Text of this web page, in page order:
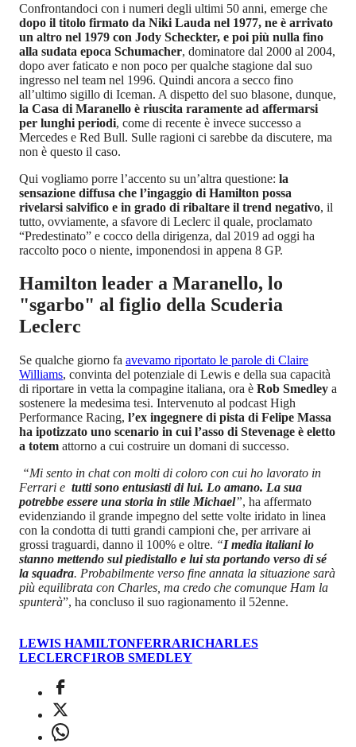
Confrontandoci con i numeri degli ultimi 50 anni, emerge che
dopo il titolo firmato da Niki Lauda nel 1977, ne è arrivato
un altro nel 1979 con Jody Scheckter, e poi più nulla fino
alla sudata epoca Schumacher, dominatore dal 2000 al 2004,
dopo aver faticato e non poco per qualche stagione dal suo
ingresso nel team nel 1996. Quindi ancora a secco fino
all’ultimo sigillo di Iceman. A dispetto del suo blasone, dunque,
la Casa di Maranello è riuscita raramente ad affermarsi
per lunghi periodi, come di recente è invece successo a
Mercedes e Red Bull. Sulle ragioni ci sarebbe da discutere, ma
non è questo il caso.
Qui vogliamo porre l’accento su un’altra questione: la
sensazione diffusa che l’ingaggio di Hamilton possa
rivelarsi salvifico e in grado di ribaltare il trend negativo, il
tutto, ovviamente, a sfavore di Leclerc il quale, proclamato
“Predestinato” e cocco della dirigenza, dal 2019 ad oggi ha
raccolto poco o niente, imponendosi in appena 8 GP.
Hamilton leader a Maranello, lo
"sgarbo" al figlio della Scuderia
Leclerc
Se qualche giorno fa avevamo riportato le parole di Claire
Williams, convinta del potenziale di Lewis e della sua capacità
di riportare in vetta la compagine italiana, ora è Rob Smedley a
sostenere la medesima tesi. Intervenuto al podcast High
Performance Racing, l’ex ingegnere di pista di Felipe Massa
ha ipotizzato uno scenario in cui l’asso di Stevenage è eletto
a totem attorno a cui costruire un domani di successo.
“Mi sento in chat con molti di coloro con cui ho lavorato in
Ferrari e tutti sono entusiasti di lui. Lo amano. La sua
potrebbe essere una storia in stile Michael”, ha affermato
evidenziando il grande impegno del sette volte iridato in linea
con la condotta di tutti grandi campioni che, per arrivare ai
grossi traguardi, danno il 100% e oltre. “I media italiani lo
stanno mettendo sul piedistallo e lui sta portando verso di sé
la squadra. Probabilmente verso fine annata la situazione sarà
più equilibrata con Charles, ma credo che comunque Ham la
spunterà”, ha concluso il suo ragionamento il 52enne.
LEWIS HAMILTONFERRARICHARLES
LECLERCF1ROB SMEDLEY